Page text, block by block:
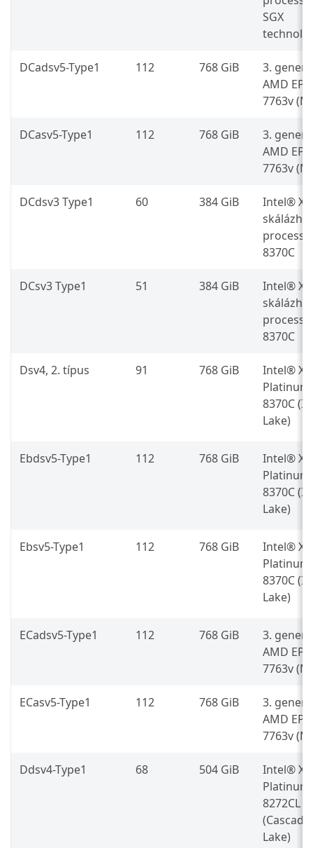
SGX
DCadsv5-Type1 112 768 GiB
3.
AMD
7763v
DCasv5-Type1 112 768 GiB
3.
AMD
7763v
DCdsv3 Type1 60 384 GiB
Intel®
8370C
DCsv3 Type1 51 384 GiB
Intel®
8370C
Dsv4, 2. típus 91 768 GiB
Intel®
Platinum
8370C
Lake)
Ebdsv5-Type1 112 768 GiB
Intel®
Platinum
8370C
Lake)
Ebsv5-Type1 112 768 GiB
Intel®
Platinum
8370C
Lake)
ECadsv5-Type1 112 768 GiB
3.
AMD
7763v
ECasv5-Type1 112 768 GiB
3.
AMD
7763v
Ddsv4-Type1 68 504 GiB
Intel®
Platinum
8272CL
(Cascade
Lake)